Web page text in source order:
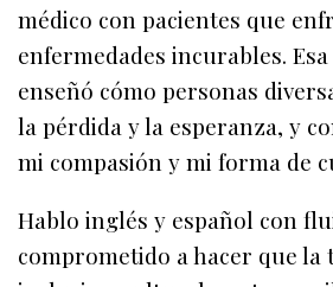
médico con pacientes que
enfermedades incurables.
enseñó cómo personas
la pérdida y la esperanza, y
mi compasión y mi forma de
Hablo inglés y español con
comprometido a hacer que la